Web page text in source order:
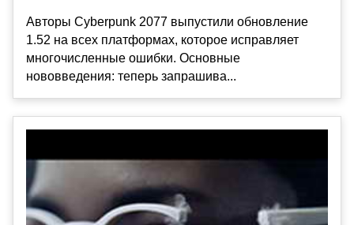
Авторы Cyberpunk 2077 выпустили обновление
1.52 на всех платформах, которое исправляет
многочисленные ошибки. Основные
нововведения: теперь запрашива...